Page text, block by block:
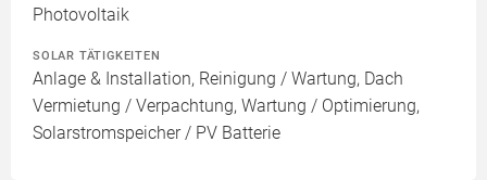
Photovoltaik
SOLAR TÄTIGKEITEN
Anlage & Installation, Reinigung / Wartung, Dach
Vermietung / Verpachtung, Wartung / Optimierung,
Solarstromspeicher / PV Batterie